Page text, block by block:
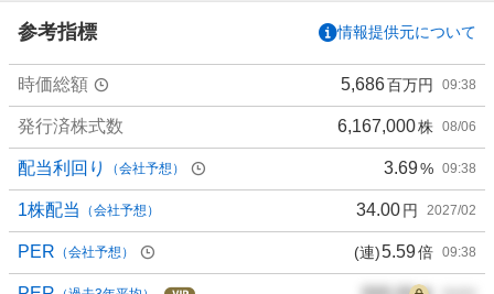
参考指標 情報提供元について
時価総額 5,686百万円 09:38
発行済株式数 6,167,000株 08/06
配当利回り （会社予想） 3.69% 09:38
1株配当 （会社予想） 34.00円 2027/02
PER （会社予想） (連)5.59倍 09:38